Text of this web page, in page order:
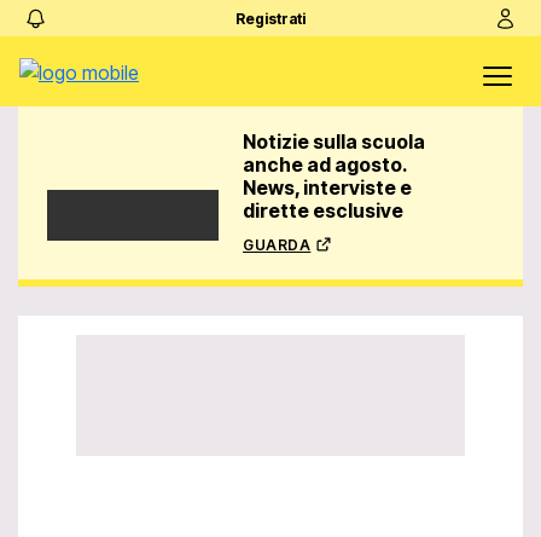
Registrati
Notizie sulla scuola
anche ad agosto.
News, interviste e
dirette esclusive
guarda